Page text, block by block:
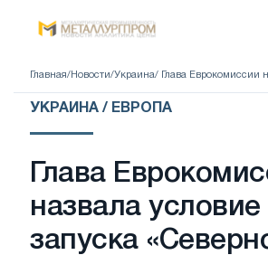
Главная/ Новости/Украина/ Глава Еврокомиссии
УКРАИНА / ЕВРОПА
Глава
назвала условие
запуска